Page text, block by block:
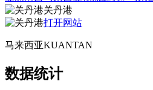
关丹港
打开网站
马来西亚KUANTAN
数据统计